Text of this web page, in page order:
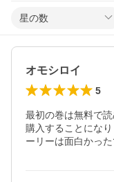
星の数
オモシロイ
5
最初の巻は無料で
購入することにな
ーリーは面白かった